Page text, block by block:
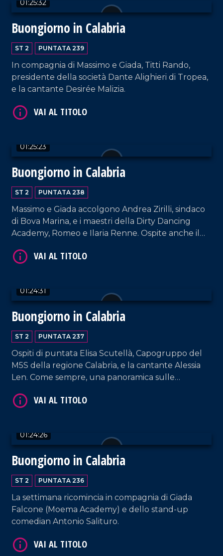
01:25:32
Buongiorno in Calabria
ST 2 PUNTATA 239
In compagnia di Massimo e Giada, Titti Rando,
presidente della società Dante Alighieri di Tropea,
e la cantante Desirée Malizia.
01:25:23
Buongiorno in Calabria
ST 2 PUNTATA 238
Massimo e Giada accolgono Andrea Zirilli, sindaco
di Bova Marina, e i maestri della Dirty Dancing
Academy, Romeo e Ilaria Renne. Ospite anche il
01:24:31
Buongiorno in Calabria
ST 2 PUNTATA 237
Ospiti di puntata Elisa Scutellà, Capogruppo del
M5S della regione Calabria, e la cantante Alessia
Len. Come sempre, una panoramica sulle
01:24:26
Buongiorno in Calabria
ST 2 PUNTATA 236
La settimana ricomincia in compagnia di Giada
Falcone (Moema Academy) e dello stand-up
comedian Antonio Salituro.
VAI AL TITOLO
VAI AL TITOLO
VAI AL TITOLO
VAI AL TITOLO
VAI AL TITOLO